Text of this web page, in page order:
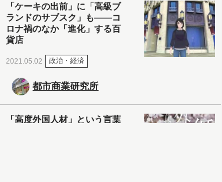
「ケーキの出前」に「高級ブ
ランドのサブスク」も――コ
ロナ禍のなか「進化」する百
貨店
2021.05.02 政治・経済
都市商業研究所
「高度外国人材」という言葉